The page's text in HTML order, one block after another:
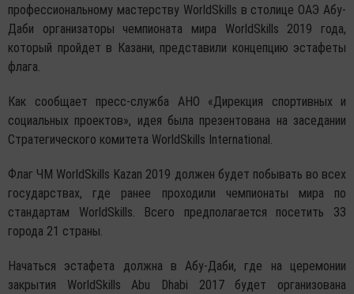
профессиональному мастерству WorldSkills в столице ОАЭ Абу-
Даби организаторы чемпионата мира WorldSkills 2019 года,
который пройдет в Казани, представили концепцию эстафеты
флага.
Как сообщает пресс-служба АНО «Дирекция спортивных и
социальных проектов», идея была презентована на заседании
Стратегического комитета WorldSkills International.
Флаг ЧМ WorldSkills Kazan 2019 должен будет побывать во всех
государствах, где ранее проходили чемпионаты мира по
стандартам WorldSkills. Всего предполагается посетить 33
города 21 страны.
Начаться эстафета должна в Абу-Даби, где на церемонии
закрытия WorldSkills Abu Dhabi 2017 будет организована